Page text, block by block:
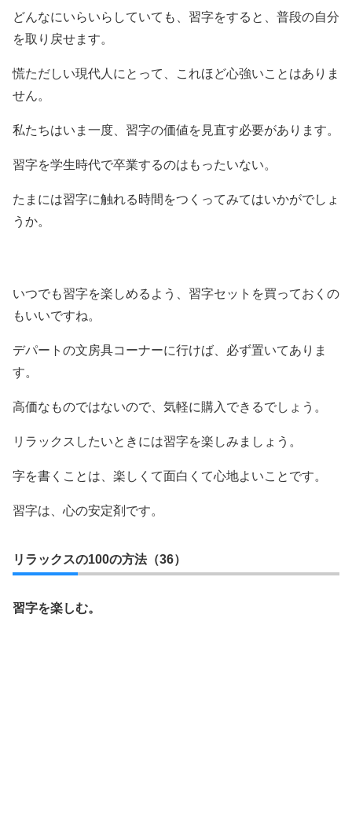
どんなにいらいらしていても、習字をすると、普段の自分
を取り戻せます。
慌ただしい現代人にとって、これほど心強いことはありま
せん。
私たちはいま一度、習字の価値を見直す必要があります。
習字を学生時代で卒業するのはもったいない。
たまには習字に触れる時間をつくってみてはいかがでしょ
うか。
いつでも習字を楽しめるよう、習字セットを買っておくの
もいいですね。
デパートの文房具コーナーに行けば、必ず置いてありま
す。
高価なものではないので、気軽に購入できるでしょう。
リラックスしたいときには習字を楽しみましょう。
字を書くことは、楽しくて面白くて心地よいことです。
習字は、心の安定剤です。
リラックスの100の方法（36）
習字を楽しむ。